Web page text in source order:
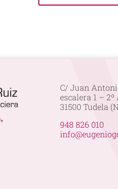
C/ Juan
escalera 1 – 2º
31500 Tudela
948 826 010